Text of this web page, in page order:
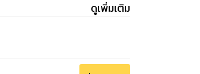
ดูเพิ่มเติม